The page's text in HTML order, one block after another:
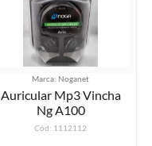
Marca: Noganet
Auricular Mp3 Vincha
Ng A100
Cód: 1112112